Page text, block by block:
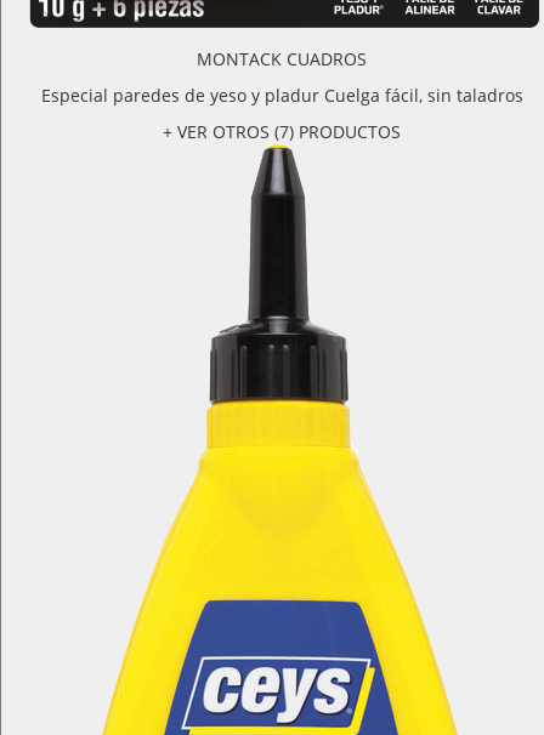
MONTACK CUADROS
Especial paredes de yeso y pladur Cuelga fácil, sin taladros
+ VER OTROS (7) PRODUCTOS